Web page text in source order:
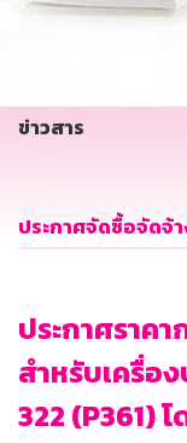
ข่าวสาร
ประกาศจัดซื้อจัดจ้
ประกาศราค
สำหรับเครื่อ
322 (P361)